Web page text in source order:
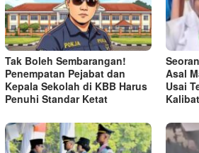
Tak Boleh Sembarangan!
Penempatan Pejabat dan
Kepala Sekolah di KBB Harus
Penuhi Standar Ketat ​
Asal
Usai